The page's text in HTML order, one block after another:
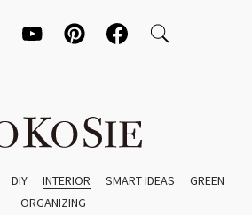
DIY INTERIOR SMART IDEAS
GREEN
ORGANIZING